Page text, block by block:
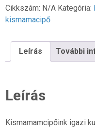
-
Barna
mennyiség
Cikkszám: N/A Kategória:
kismamacipő
Leírás További
Leírás
Kismamamcipőink igazi